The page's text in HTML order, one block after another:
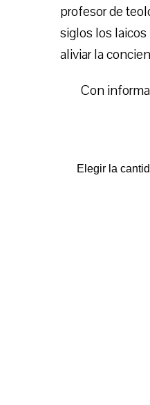
profesor de
siglos los
aliviar la
Con